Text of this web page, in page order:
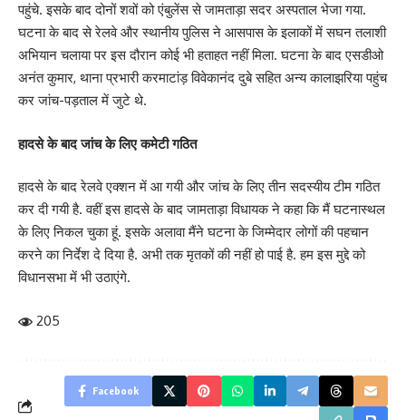
पहुंचे. इसके बाद दोनों शवों को एंबुलेंस से जामताड़ा सदर अस्पताल भेजा गया.
घटना के बाद से रेलवे और स्थानीय पुलिस ने आसपास के इलाकों में सघन तलाशी
अभियान चलाया पर इस दौरान कोई भी हताहत नहीं मिला. घटना के बाद एसडीओ
अनंत कुमार, थाना प्रभारी करमाटांड़ विवेकानंद दुबे सहित अन्य कालाझरिया पहुंच
कर जांच-पड़ताल में जुटे थे.
हादसे के बाद जांच के लिए कमेटी गठित
हादसे के बाद रेलवे एक्शन में आ गयी और जांच के लिए तीन सदस्यीय टीम गठित
कर दी गयी है. वहीं इस हादसे के बाद जामताड़ा विधायक ने कहा कि मैं घटनास्थल
के लिए निकल चुका हूं. इसके अलावा मैंने घटना के जिम्मेदार लोगों की पहचान
करने का निर्देश दे दिया है. अभी तक मृतकों की नहीं हो पाई है. हम इस मुद्दे को
विधानसभा में भी उठाएंगे.
205
Facebook